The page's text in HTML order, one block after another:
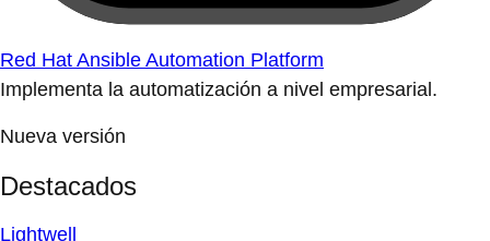
Red Hat Ansible Automation Platform
Implementa la automatización a nivel empresarial.
Nueva versión
Destacados
Lightwell